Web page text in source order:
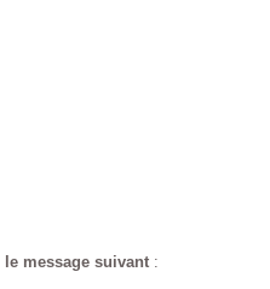
le message suivant :